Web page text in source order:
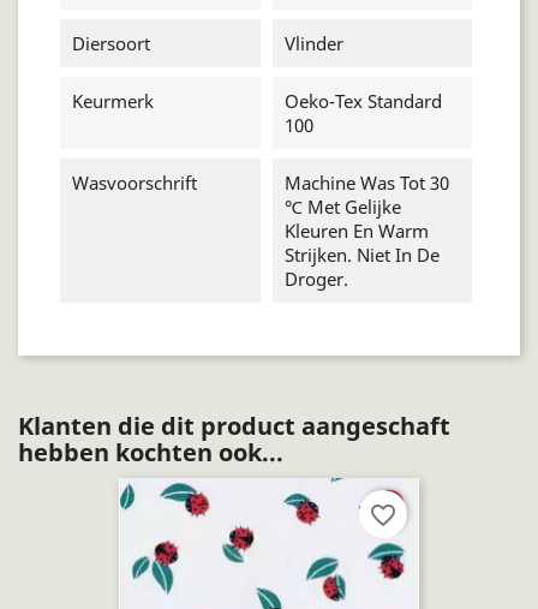
Diersoort Vlinder
Keurmerk
Oeko-Tex Standard
100
Wasvoorschrift
Machine Was Tot 30
℃ Met Gelijke
Kleuren En Warm
Strijken. Niet In De
Droger.
Klanten die dit product aangeschaft
hebben kochten ook...
favorite_border